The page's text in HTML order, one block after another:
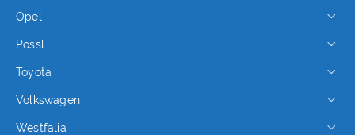
Opel
Pössl
Toyota
Volkswagen
Westfalia